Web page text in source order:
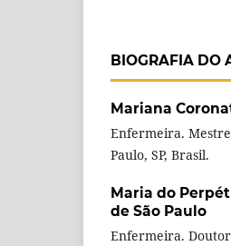
BIOGRAFIA DO
Mariana
Enfermeira.
Paulo, SP, Brasil.
Maria do
de São Paulo
Enfermeira.